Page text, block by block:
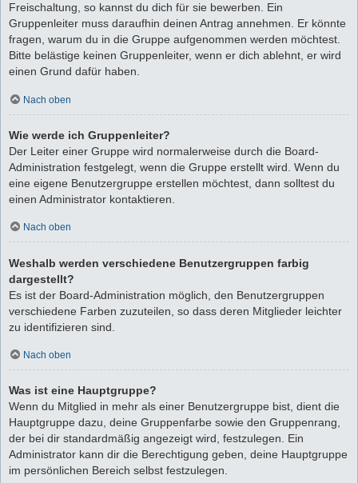
Freischaltung, so kannst du dich für sie bewerben. Ein
Gruppenleiter muss daraufhin deinen Antrag annehmen. Er könnte
fragen, warum du in die Gruppe aufgenommen werden möchtest.
Bitte belästige keinen Gruppenleiter, wenn er dich ablehnt, er wird
einen Grund dafür haben.
Nach oben
Wie werde ich Gruppenleiter?
Der Leiter einer Gruppe wird normalerweise durch die Board-
Administration festgelegt, wenn die Gruppe erstellt wird. Wenn du
eine eigene Benutzergruppe erstellen möchtest, dann solltest du
einen Administrator kontaktieren.
Nach oben
Weshalb werden verschiedene Benutzergruppen farbig
dargestellt?
Es ist der Board-Administration möglich, den Benutzergruppen
verschiedene Farben zuzuteilen, so dass deren Mitglieder leichter
zu identifizieren sind.
Nach oben
Was ist eine Hauptgruppe?
Wenn du Mitglied in mehr als einer Benutzergruppe bist, dient die
Hauptgruppe dazu, deine Gruppenfarbe sowie den Gruppenrang,
der bei dir standardmäßig angezeigt wird, festzulegen. Ein
Administrator kann dir die Berechtigung geben, deine Hauptgruppe
im persönlichen Bereich selbst festzulegen.